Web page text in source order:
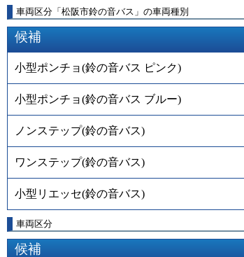
車両区分「松阪市鈴の音バス」の車両種別
候補
小型ポンチョ(鈴の音バス ピンク)
小型ポンチョ(鈴の音バス ブルー)
ノンステップ(鈴の音バス)
ワンステップ(鈴の音バス)
小型リエッセ(鈴の音バス)
車両区分
候補